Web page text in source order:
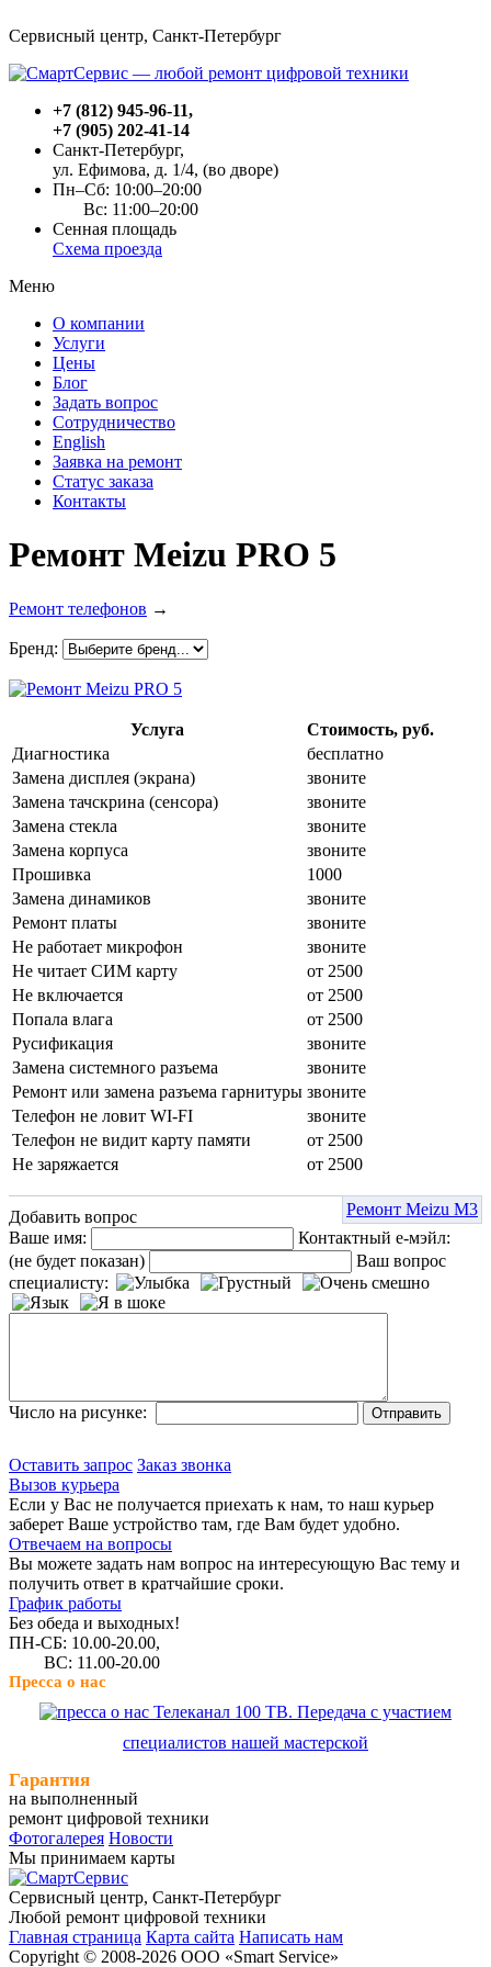
Сервисный центр, Cанкт-Петербург
+7 (812) 945-96-11,
+7 (905) 202-41-14
Санкт-Петербург,
ул. Ефимова, д. 1/4, (во дворе)
Пн–Сб: 10:00–20:00
Вс: 11:00–20:00
Сенная площадь
Схема проезда
Меню
О компании
Услуги
Цены
Блог
Задать вопрос
Сотрудничество
English
Заявка на ремонт
Статус заказа
Контакты
Ремонт Meizu PRO 5
Ремонт телефонов →
Бренд:
Услуга
Стоимость, руб.
Диагностика
бесплатно
Замена дисплея (экрана)
звоните
Замена тачскрина (сенсора)
звоните
Замена стекла
звоните
Замена корпуса
звоните
Прошивка
1000
Замена динамиков
звоните
Ремонт платы
звоните
Не работает микрофон
звоните
Не читает СИМ карту
от 2500
Не включается
от 2500
Попала влага
от 2500
Русификация
звоните
Замена системного разъема
звоните
Ремонт или замена разъема гарнитуры звоните
Телефон не ловит WI-FI
звоните
Телефон не видит карту памяти
от 2500
Не заряжается
от 2500
Ремонт Meizu M3
Добавить вопрос
Ваше имя:
Контактный е-мэйл:
(не будет показан)
Ваш вопрос
специалисту:
Число на рисунке:
Оставить запрос Заказ звонка
Вызов курьера
Если у Вас не получается приехать к нам, то наш курьер
заберет Ваше устройство там, где Вам будет удобно.
Отвечаем на вопросы
Вы можете задать нам вопрос на интересующую Вас тему и
получить ответ в кратчайшие сроки.
График работы
Без обеда и выходных!
ПН-СБ: 10.00-20.00,
ВС: 11.00-20.00
Пресса о нас
Телеканал 100 ТВ. Передача с участием
специалистов нашей мастерской
Гарантия
на выполненный
ремонт цифровой техники
Фотогалерея Новости
Мы принимаем карты
Сервисный центр, Cанкт-Петербург
Любой ремонт цифровой техники
Главная страница Карта сайта Написать нам
Copyright © 2008-2026 ООО «Smart Service»